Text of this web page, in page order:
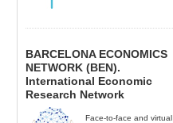
BARCELONA ECONOMICS
NETWORK (BEN).
International Economic
Research Network
Face-to-face and virtual